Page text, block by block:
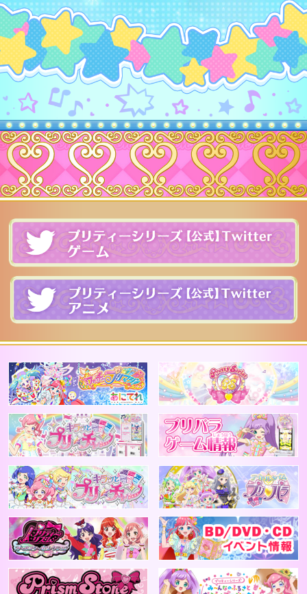
アニメ公式 ワッチャプリマジ！
キラッとプリチャン
アニメプリチャン
プリティーリズム
PrismStone ショップ情報はこちら
レアリティ
ワッチャ
ブランド
ジャンル/カラー
テイスト